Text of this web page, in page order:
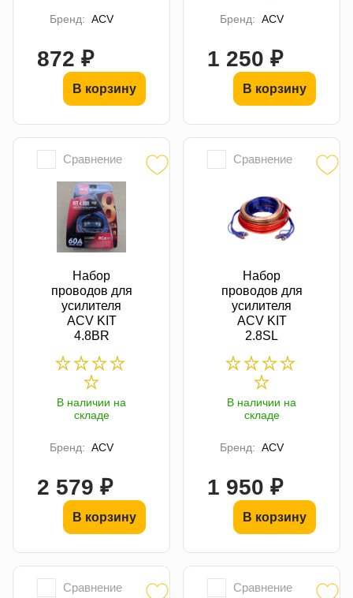
Бренд: ACV
872 ₽
В корзину
Бренд: ACV
1 250 ₽
В корзину
Сравнение
Набор
проводов для
усилителя
ACV KIT
4.8BR
В наличии на
складе
Бренд: ACV
2 579 ₽
В корзину
Сравнение
Набор
проводов для
усилителя
ACV KIT
2.8SL
В наличии на
складе
Бренд: ACV
1 950 ₽
В корзину
Сравнение Сравнение